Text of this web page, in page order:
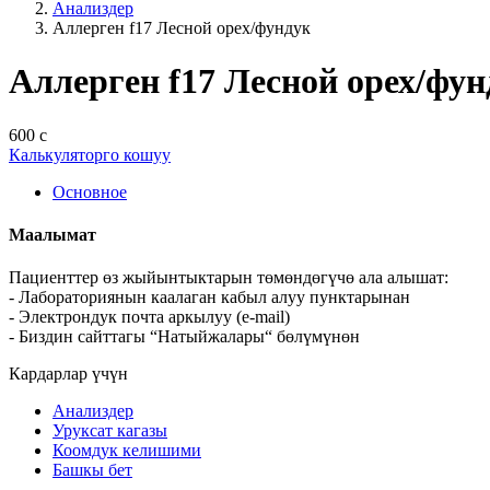
Анализдер
Аллерген f17 Лесной орех/фундук
Аллерген f17 Лесной орех/
600 с
Калькуляторго кошуу
Основное
Маалымат
Пациенттер өз жыйынтыктарын төмөндөгүчө ала алышат:
- Лабораториянын каалаган кабыл алуу пунктарынан
- Электрондук почта аркылуу (e-mail)
- Биздин сайттагы “Натыйжалары“ бөлүмүнөн
Кардарлар үчүн
Анализдер
Уруксат кагазы
Коомдук келишими
Башкы бет